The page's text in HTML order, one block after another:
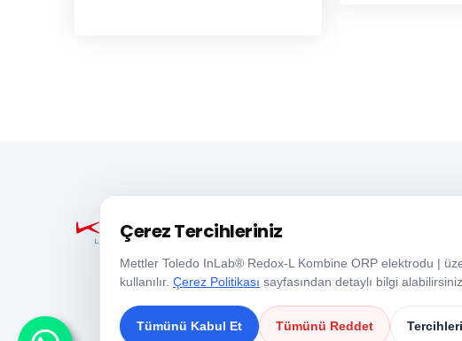
Çerez Tercihleriniz
Mettler Toledo InLab® Redox-L Kombine ORP elektrodu |
kullanılır. Çerez Politikası sayfasından detaylı bilgi alabilirsiniz.
Tümünü Kabul Et Tümünü Reddet